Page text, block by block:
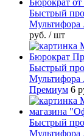
Быстрый
Мультифора
руб. / шт
Быстрый
Мультифора
Премиум 6
Быстрый
Мультифора